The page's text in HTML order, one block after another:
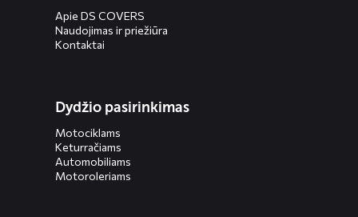
Apie DS COVERS
Naudojimas ir priežiūra
Kontaktai
Dydžio pasirinkimas
Motociklams
Keturračiams
Automobiliams
Motoroleriams